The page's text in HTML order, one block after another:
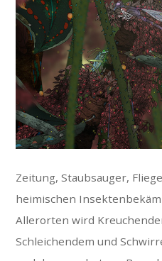
Zeitung, Staubsauger,
heimischen
Allerorten wird
Schleichendem und